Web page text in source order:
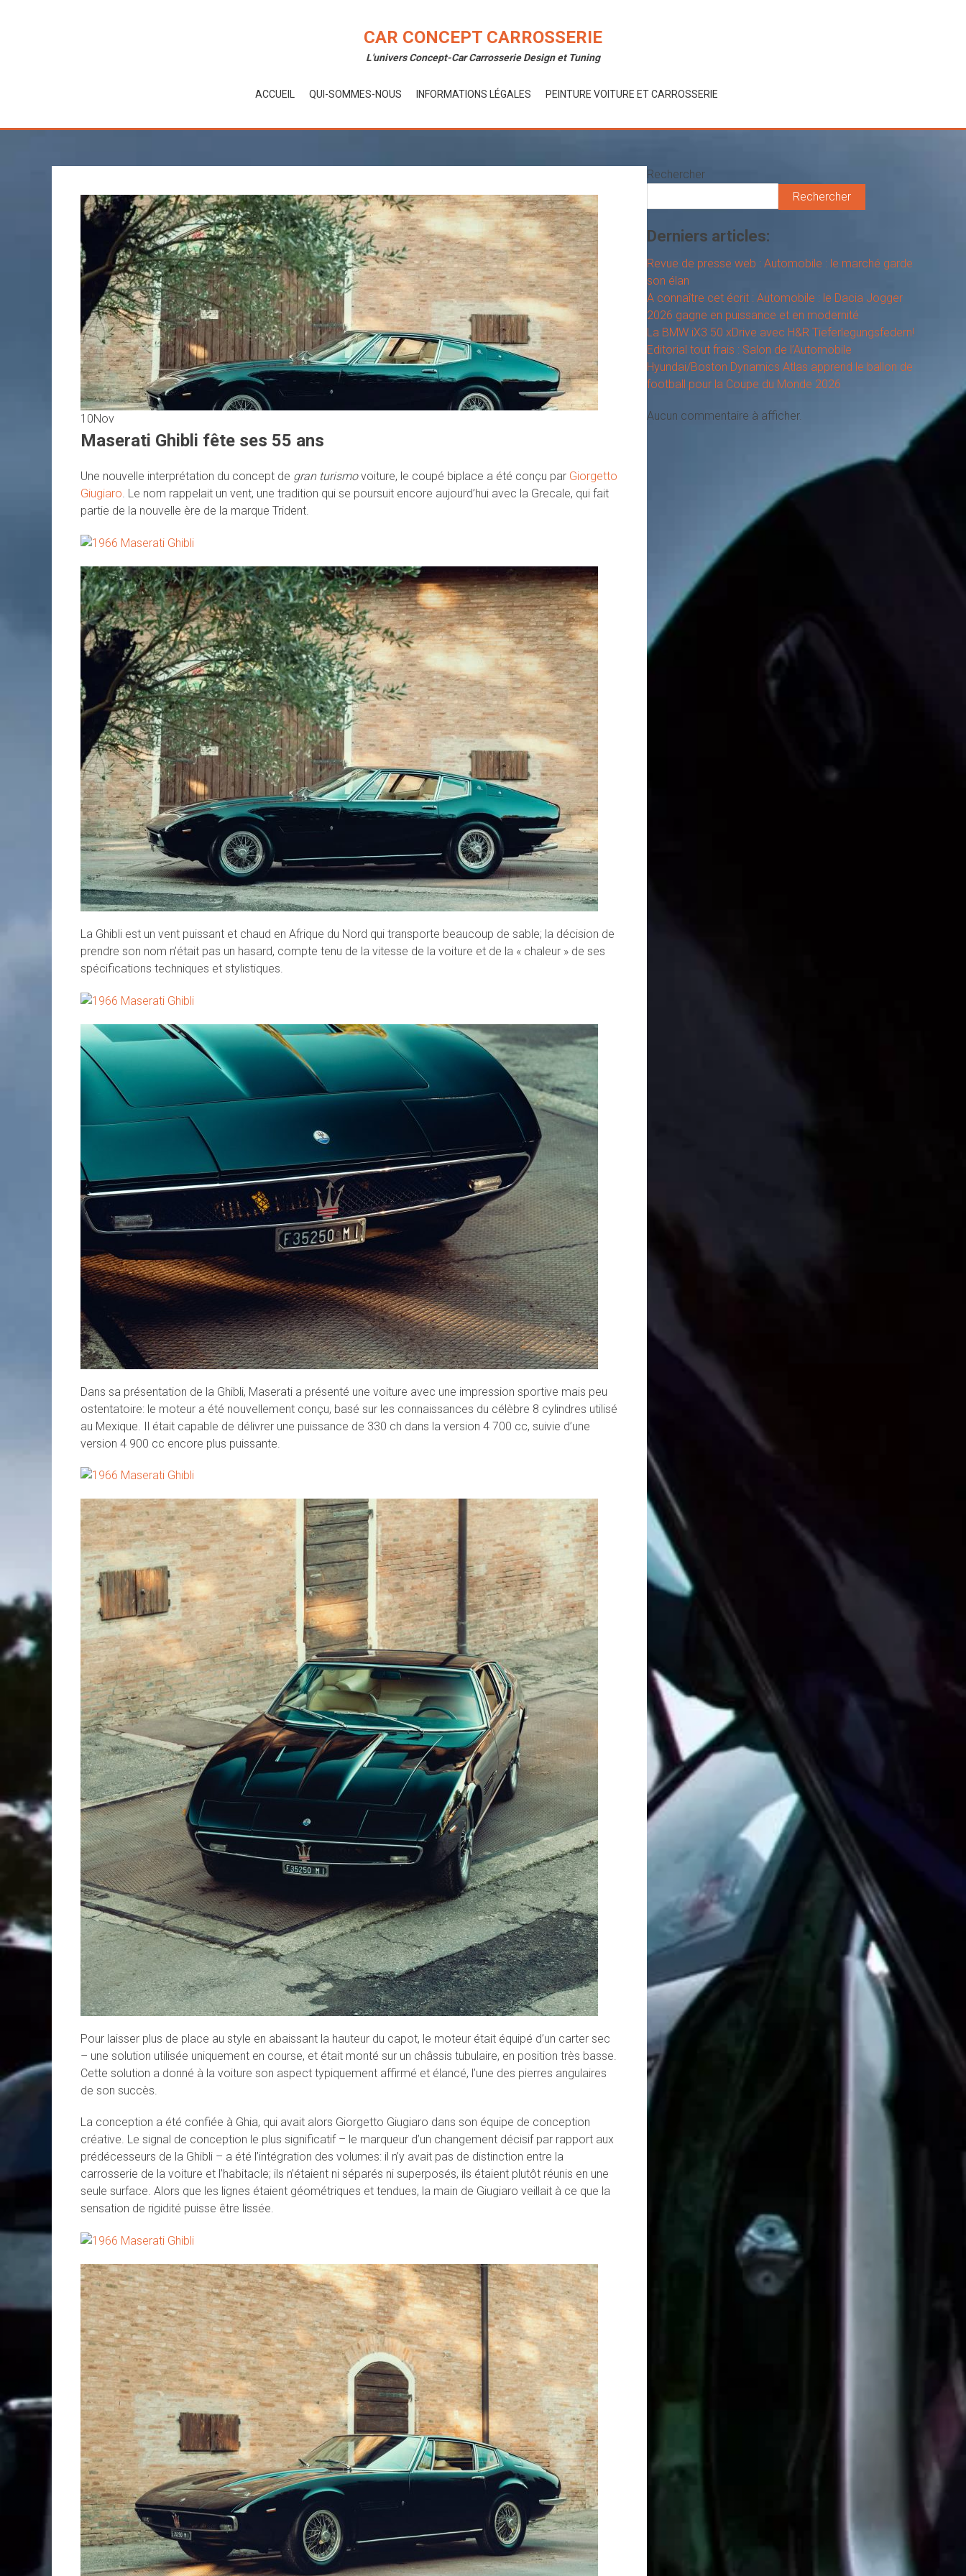
CAR CONCEPT CARROSSERIE
L'univers Concept-Car Carrosserie Design et Tuning
ACCUEIL QUI-SOMMES-NOUS INFORMATIONS LÉGALES PEINTURE VOITURE ET CARROSSERIE
10Nov
Maserati Ghibli fête ses 55 ans
Une nouvelle interprétation du concept de gran turismovoiture, le coupé biplace a été conçu par Giorgetto
Giugiaro. Le nom rappelait un vent, une tradition qui se poursuit encore aujourd’hui avec la Grecale, qui fait
partie de la nouvelle ère de la marque Trident.
La Ghibli est un vent puissant et chaud en Afrique du Nord qui transporte beaucoup de sable; la décision de
prendre son nom n’était pas un hasard, compte tenu de la vitesse de la voiture et de la « chaleur » de ses
spécifications techniques et stylistiques.
Dans sa présentation de la Ghibli, Maserati a présenté une voiture avec une impression sportive mais peu
ostentatoire: le moteur a été nouvellement conçu, basé sur les connaissances du célèbre 8 cylindres utilisé
au Mexique. Il était capable de délivrer une puissance de 330 ch dans la version 4 700 cc, suivie d’une
version 4 900 cc encore plus puissante.
Pour laisser plus de place au style en abaissant la hauteur du capot, le moteur était équipé d’un carter sec
– une solution utilisée uniquement en course, et était monté sur un châssis tubulaire, en position très basse.
Cette solution a donné à la voiture son aspect typiquement affirmé et élancé, l’une des pierres angulaires
de son succès.
La conception a été confiée à Ghia, qui avait alors Giorgetto Giugiaro dans son équipe de conception
créative. Le signal de conception le plus significatif – le marqueur d’un changement décisif par rapport aux
prédécesseurs de la Ghibli – a été l’intégration des volumes: il n’y avait pas de distinction entre la
carrosserie de la voiture et l’habitacle; ils n’étaient ni séparés ni superposés, ils étaient plutôt réunis en une
seule surface. Alors que les lignes étaient géométriques et tendues, la main de Giugiaro veillait à ce que la
sensation de rigidité puisse être lissée.
Rechercher
Rechercher
Derniers articles:
Revue de presse web : Automobile : le marché garde
son élan
A connaître cet écrit : Automobile : le Dacia Jogger
2026 gagne en puissance et en modernité
La BMW iX3 50 xDrive avec H&R Tieferlegungsfedern!
Editorial tout frais : Salon de l’Automobile
Hyundai/Boston Dynamics Atlas apprend le ballon de
football pour la Coupe du Monde 2026
Aucun commentaire à afficher.